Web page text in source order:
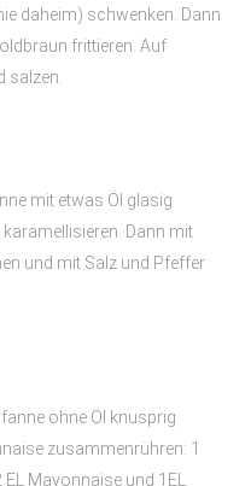
daheim) schwenken. Dann
frittieren. Auf
salzen.
mit etwas Öl glasig
Dann mit
und mit Salz und Pfeffer
ohne Öl knusprig
zusammenrühren: 1
Mayonnaise und 1EL